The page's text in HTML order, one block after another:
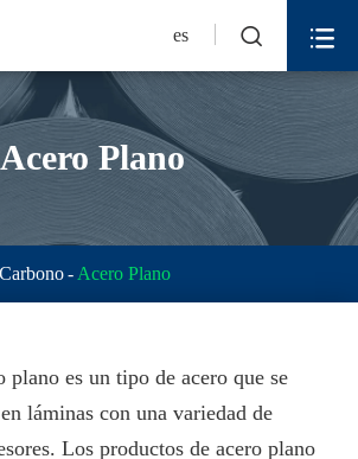
es  
Acero Plano
Acero Plano
plano es un tipo de acero que se
láminas con una variedad de
Los productos de acero plano